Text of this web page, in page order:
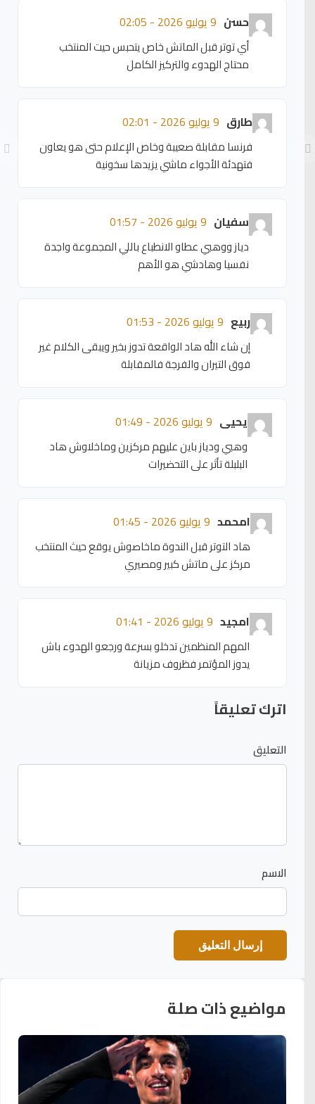
حسن 9 يوليو 2026 - 02:05
أي توتر قبل الماتش خاص يتحبس حيت المنتخب
محتاج الهدوء والتركيز الكامل
طارق 9 يوليو 2026 - 02:01
فرنسا مقابلة صعيبة وخاص الإعلام حتى هو يعاون
فتهدئة الأجواء ماشي يزيدها سخونية
سفيان 9 يوليو 2026 - 01:57
دياز ووهبي عطاو الانطباع باللي المجموعة واجدة
نفسيا وهادشي هو الأهم
ربيع 9 يوليو 2026 - 01:53
إن شاء الله هاد الواقعة تدوز بخير ويبقى الكلام غير
فوق التيران والفرجة فالمقابلة
يحيى 9 يوليو 2026 - 01:49
وهبي ودياز باين عليهم مركزين وماخلاوش هاد
البلبلة تأثر على التحضيرات
امحمد 9 يوليو 2026 - 01:45
هاد التوتر قبل الندوة ماخاصوش يوقع حيث المنتخب
مركز على ماتش كبير ومصيري
امجيد 9 يوليو 2026 - 01:41
المهم المنظمين تدخلو بسرعة ورجعو الهدوء باش
يدوز المؤتمر فظروف مزيانة
اترك تعليقاً
التعليق
الاسم
مواضيع ذات صلة